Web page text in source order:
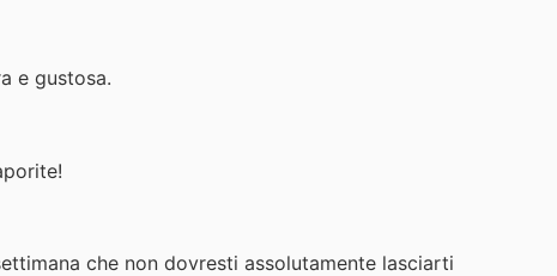
e gustosa.
che non dovresti assolutamente lasciarti